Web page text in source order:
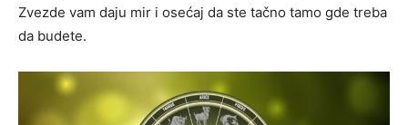
Zvezde vam daju mir i osećaj da ste tačno tamo gde treba
da budete.